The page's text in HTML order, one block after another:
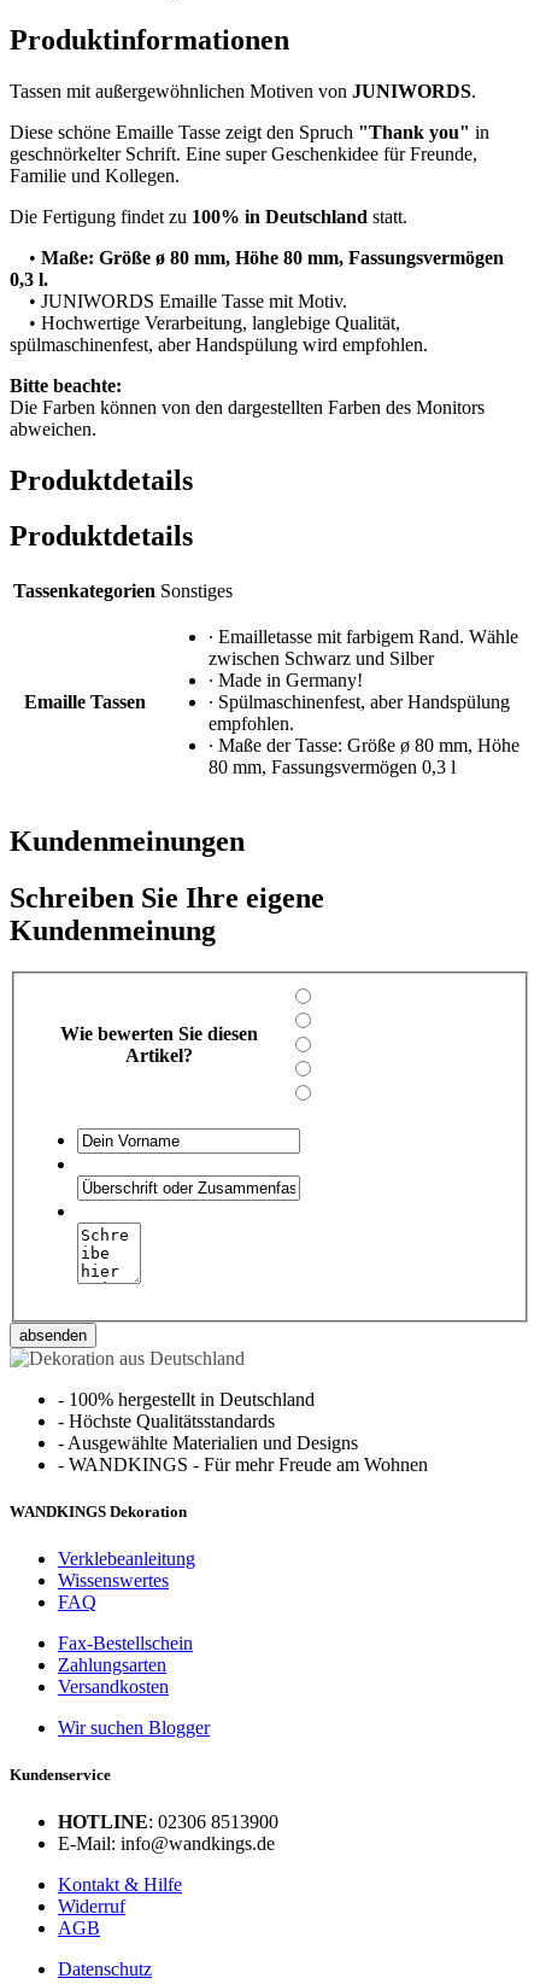
Produktinformationen
Tassen mit außergewöhnlichen Motiven von JUNIWORDS.
Diese schöne Emaille Tasse zeigt den Spruch "Thank you" in
geschnörkelter Schrift. Eine super Geschenkidee für Freunde,
Familie und Kollegen.
Die Fertigung findet zu 100% in Deutschland statt.
• Maße: Größe ø 80 mm, Höhe 80 mm, Fassungsvermögen
0,3 l.
• JUNIWORDS Emaille Tasse mit Motiv.
• Hochwertige Verarbeitung, langlebige Qualität,
spülmaschinenfest, aber Handspülung wird empfohlen.
Bitte beachte:
Die Farben können von den dargestellten Farben des Monitors
abweichen.
Produktdetails
Produktdetails
Tassenkategorien Sonstiges
Emaille Tassen
∙ Emailletasse mit farbigem Rand. Wähle
zwischen Schwarz und Silber
∙ Made in Germany!
∙ Spülmaschinenfest, aber Handspülung
empfohlen.
∙ Maße der Tasse: Größe ø 80 mm, Höhe
80 mm, Fassungsvermögen 0,3 l
Kundenmeinungen
Schreiben Sie Ihre eigene
Kundenmeinung
Wie bewerten Sie diesen
Artikel?
absenden
- 100% hergestellt in Deutschland
- Höchste Qualitätsstandards
- Ausgewählte Materialien und Designs
- WANDKINGS - Für mehr Freude am Wohnen
WANDKINGS Dekoration
Verklebeanleitung
Wissenswertes
FAQ
Fax-Bestellschein
Zahlungsarten
Versandkosten
Wir suchen Blogger
Kundenservice
HOTLINE: 02306 8513900
E-Mail: info@wandkings.de
Kontakt & Hilfe
Widerruf
AGB
Datenschutz